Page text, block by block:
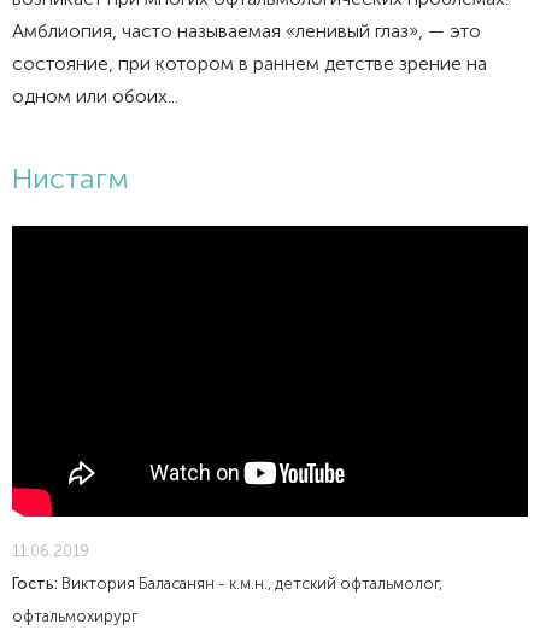
Амблиопия, часто называемая «ленивый глаз», — это
состояние, при котором в раннем детстве зрение на
одном или обоих...
Нистагм
11.06.2019
Гость: Виктория Баласанян - к.м.н., детский офтальмолог,
офтальмохирург